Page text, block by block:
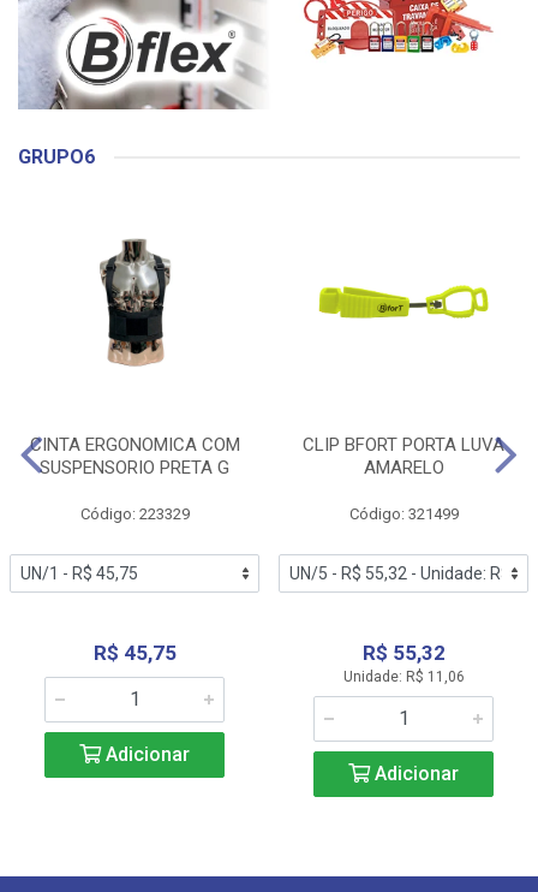
GRUPO6
CINTA ERGONOMICA COM
SUSPENSORIO PRETA G
Código: 223329
R$ 45,75
Adicionar
CLIP BFORT PORTA LUVA
AMARELO
Código: 321499
R$ 55,32
Unidade: R$ 11,06
Adicionar